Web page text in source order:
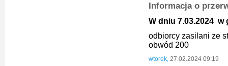
Informacja o
W dniu 7.03.2024 w
odbiorcy zasilani ze
obwód 200
wtorek, 27.02.2024 09:19